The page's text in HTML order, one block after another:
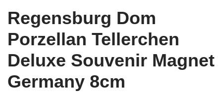
Regensburg Dom
Porzellan Tellerchen
Deluxe Souvenir Magnet
Germany 8cm